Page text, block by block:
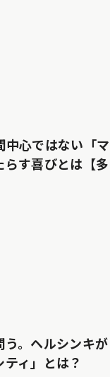
中心ではない「マ
らす喜びとは【多
う。ヘルシンキが
ィ」とは？